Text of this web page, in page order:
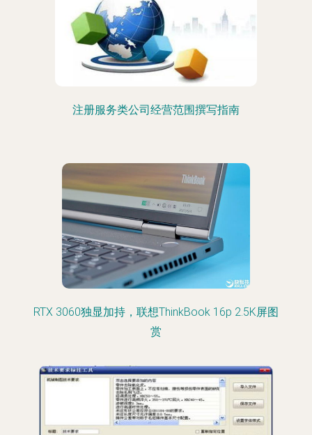
注册服务类公司经营范围撰写指南
RTX 3060独显加持，联想ThinkBook 16p 2.5K屏图
赏